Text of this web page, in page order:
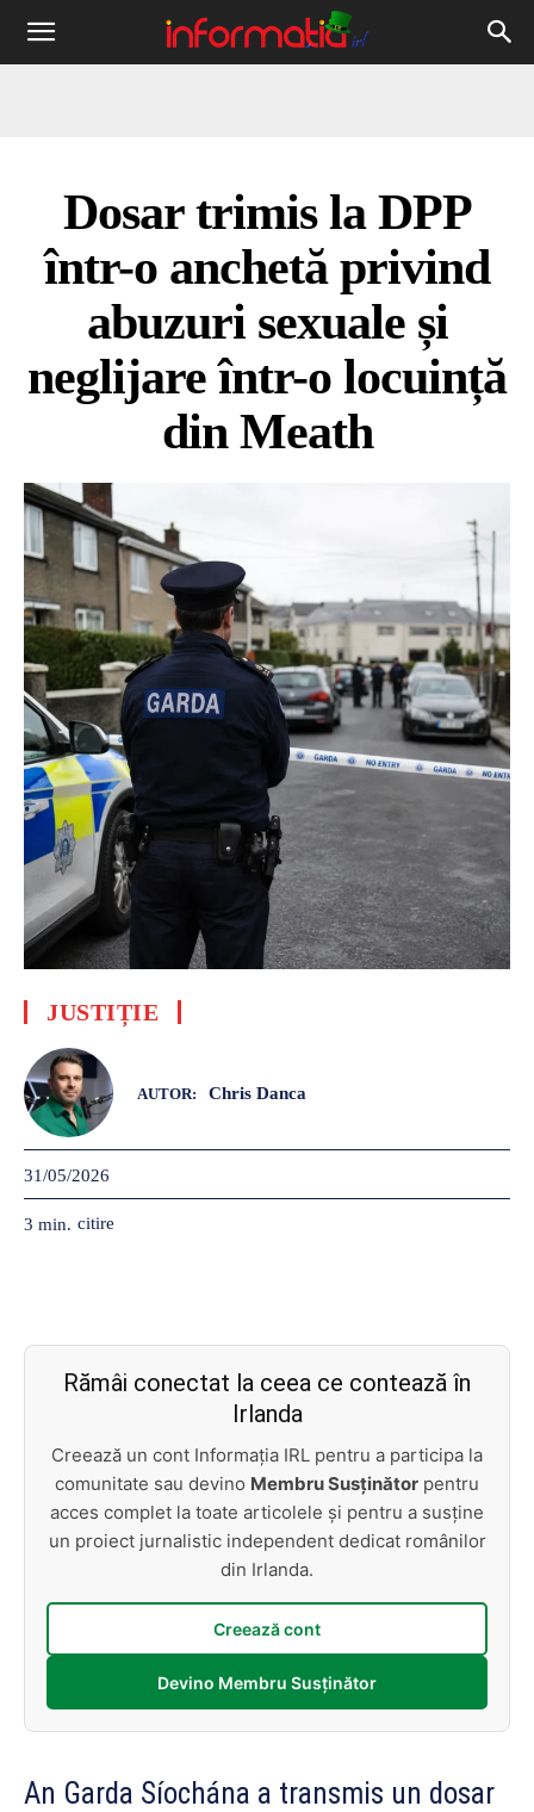
Informația
Dosar trimis la DPP
într-o anchetă privind
abuzuri sexuale și
neglijare într-o locuință
din Meath
JUSTIȚIE
AUTOR: Chris Danca
31/05/2026
3 min. citire
Rămâi conectat la ceea ce contează în
Irlanda
Creează un cont Informația IRL pentru a participa la
comunitate sau devino Membru Susținător pentru
acces complet la toate articolele și pentru a susține
un proiect jurnalistic independent dedicat românilor
din Irlanda.
Creează cont
Devino Membru Susținător
An Garda Síochána a transmis un dosar